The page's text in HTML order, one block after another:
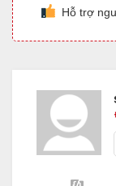
Hỗ trợ